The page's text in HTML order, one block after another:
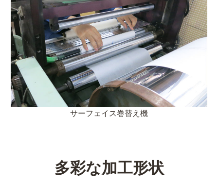
サーフェイス巻替え機
多彩な加工形状